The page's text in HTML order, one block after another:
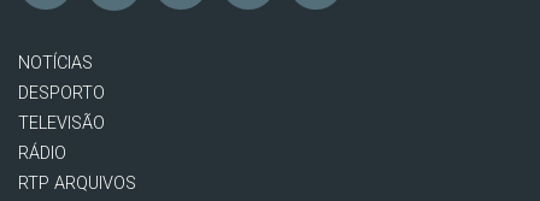
NOTÍCIAS
DESPORTO
TELEVISÃO
RÁDIO
RTP ARQUIVOS